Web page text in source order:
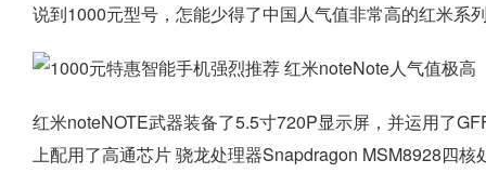
说到1000元型号，怎能少得了中国人气值非常高的红米系
红米noteNOTE武器装备了5.5寸720P显示屏，并运用了
上配用了高通芯片 骁龙处理器Snapdragon MSM8928四